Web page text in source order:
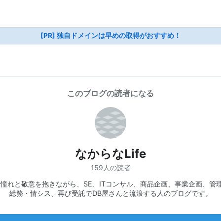
[PR] 独自ドメインは早めの取得がおすすめ！
このブログの読者になる
なからなLife
159人の読者
れと敬意を抱きながら、SE、ITコンサル、商品企画、事業企画、管
総務・情シス、再び受託でDB屋さんと流浪する人のブログです。